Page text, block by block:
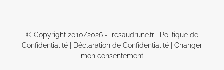
© Copyright 2010/2026 - rcsaudrune.fr |
Politique de
Confidentialité| Déclaration de Confidentialité| Changer
mon consentement